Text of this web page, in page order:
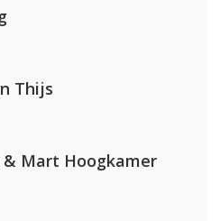
Thijs
& Mart Hoogkamer